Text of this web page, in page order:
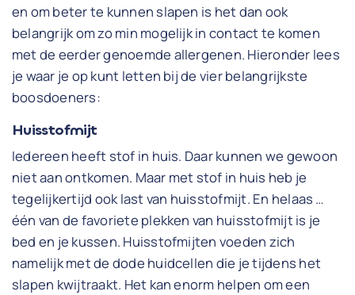
en om beter te kunnen slapen is het dan ook
belangrijk om zo min mogelijk in contact te komen
met de eerder genoemde allergenen. Hieronder lees
je waar je op kunt letten bij de vier belangrijkste
boosdoeners:
Huisstofmijt
Iedereen heeft stof in huis. Daar kunnen we gewoon
niet aan ontkomen. Maar met stof in huis heb je
tegelijkertijd ook last van huisstofmijt. En helaas …
één van de favoriete plekken van huisstofmijt is je
bed en je kussen. Huisstofmijten voeden zich
namelijk met de dode huidcellen die je tijdens het
slapen kwijtraakt. Het kan enorm helpen om een